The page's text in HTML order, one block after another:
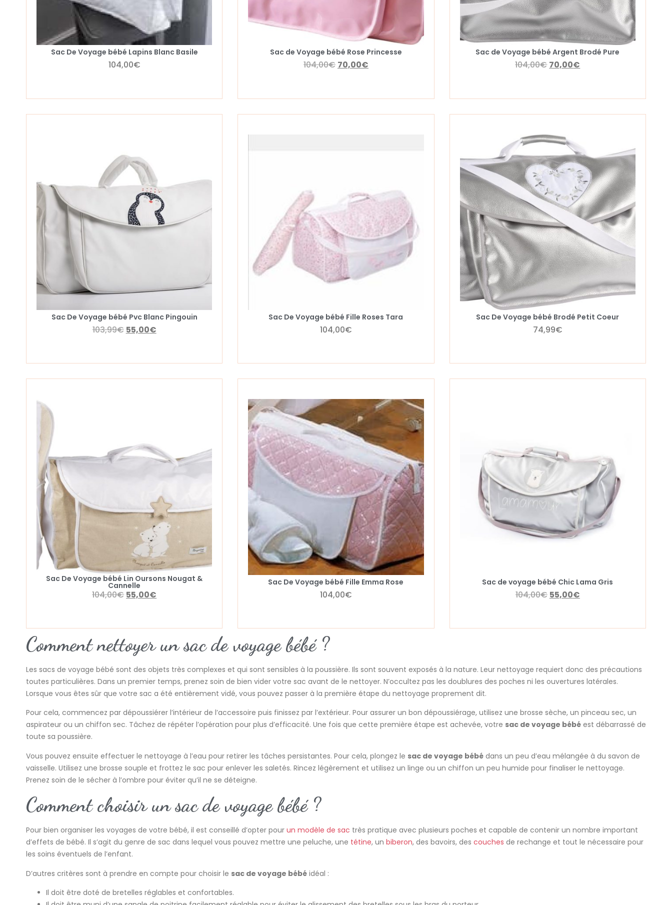
Sac De Voyage bébé Lapins Blanc Basile
104,00€
Sac de Voyage bébé Rose Princesse
104,00€ 70,00€
Sac de Voyage bébé Argent Brodé Pure
104,00€ 70,00€
Sac De Voyage bébé Pvc Blanc Pingouin
103,99€ 55,00€
Sac De Voyage bébé Fille Roses Tara
104,00€
Sac De Voyage bébé Brodé Petit Coeur
74,99€
Sac De Voyage bébé Lin Oursons Nougat &
Cannelle
104,00€ 55,00€
Sac De Voyage bébé Fille Emma Rose
104,00€
Sac de voyage bébé Chic Lama Gris
104,00€ 55,00€
Comment nettoyer un sac de voyage bébé ?
Les sacs de voyage bébé sont des objets très complexes et qui sont sensibles à la poussière. Ils sont souvent exposés à la nature. Leur nettoyage requiert donc des précautions
toutes particulières. Dans un premier temps, prenez soin de bien vider votre sac avant de le nettoyer. N’occultez pas les doublures des poches ni les ouvertures latérales.
Lorsque vous êtes sûr que votre sac a été entièrement vidé, vous pouvez passer à la première étape du nettoyage proprement dit.
Pour cela, commencez par dépoussiérer l’intérieur de l’accessoire puis finissez par l’extérieur. Pour assurer un bon dépoussiérage, utilisez une brosse sèche, un pinceau sec, un
aspirateur ou un chiffon sec. Tâchez de répéter l’opération pour plus d’efficacité. Une fois que cette première étape est achevée, votre sac de voyage bébé est débarrassé de
toute sa poussière.
Vous pouvez ensuite effectuer le nettoyage à l’eau pour retirer les tâches persistantes. Pour cela, plongez le sac de voyage bébé dans un peu d’eau mélangée à du savon de
vaisselle. Utilisez une brosse souple et frottez le sac pour enlever les saletés. Rincez légèrement et utilisez un linge ou un chiffon un peu humide pour finaliser le nettoyage.
Prenez soin de le sécher à l’ombre pour éviter qu’il ne se déteigne.
Comment choisir un sac de voyage bébé ?
Pour bien organiser les voyages de votre bébé, il est conseillé d’opter pour un modèle de sac très pratique avec plusieurs poches et capable de contenir un nombre important
d’effets de bébé. Il s’agit du genre de sac dans lequel vous pouvez mettre une peluche, une tétine, un biberon, des bavoirs, des couches de rechange et tout le nécessaire pour
les soins éventuels de l’enfant.
D’autres critères sont à prendre en compte pour choisir le sac de voyage bébé idéal :
Il doit être doté de bretelles réglables et confortables.